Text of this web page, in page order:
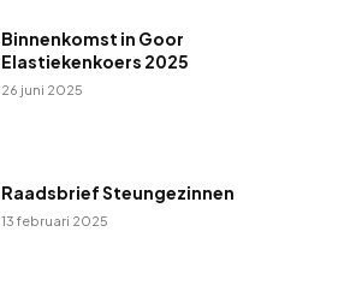
Binnenkomst in Goor
Elastiekenkoers 2025
26 juni 2025
Raadsbrief Steungezinnen
13 februari 2025